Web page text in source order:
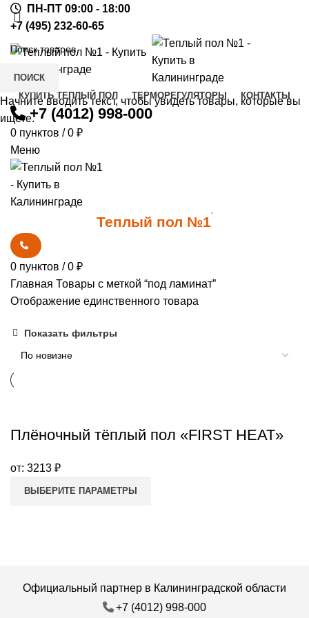
ПН-ПТ 09:00 - 18:00
+7 (495) 232-60-65
КУПИТЬ ТЕПЛЫЙ ПОЛ ТЕРМОРЕГУЛЯТОРЫ КОНТАКТЫ
+7 (4012) 998-000
0 пунктов / 0 ₽
Меню
Теплый пол №1
*
0 пунктов / 0 ₽
Главная Товары с меткой “под ламинат”
Отображение единственного товара
Показать фильтры
Плёночный тёплый пол «FIRST HEAT»
от: 3213 ₽
ВЫБЕРИТЕ ПАРАМЕТРЫ
Официальный партнер в Калининградской области
+7 (4012) 998-000
ПОИСК
Начните вводить текст, чтобы увидеть товары, которые вы
ищете.